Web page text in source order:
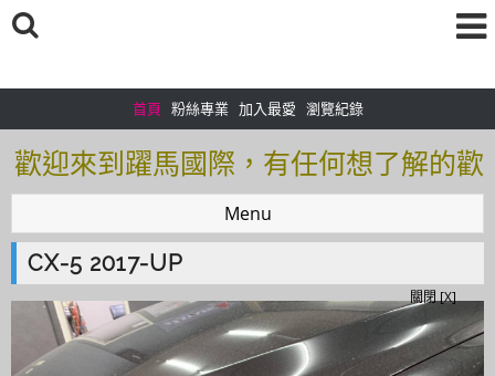
首頁 粉絲專業 加入最愛 瀏覽紀錄
歡迎來到躍馬國際，有任何想了解的歡
迎加入＠官方帳號：＠tof5459i 聯繫電
話0925166083
歡迎來到躍馬國際，有任何想了解的歡
迎加入＠官方帳號：＠tof5459i 聯繫電
話0925166083
Menu
CX-5 2017-UP
關閉 [X]